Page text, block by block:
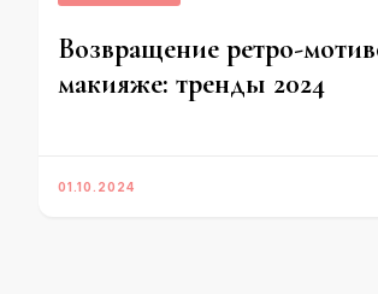
Возвращение ретро-
макияже: тренды 2024
01.10.2024